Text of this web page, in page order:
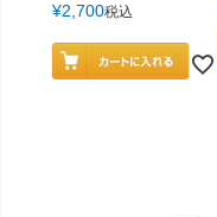
¥2,700税込